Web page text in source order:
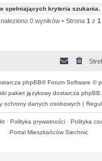
spełniających kryteria szukania.
0 wyników • Strona 1 z 1
phpBB® Forum Software ©
pakiet językowy dostarcza
ochrony danych osobowych |
· Polityka prywatności· Polityka
Portal Mieszkańców Siechnic